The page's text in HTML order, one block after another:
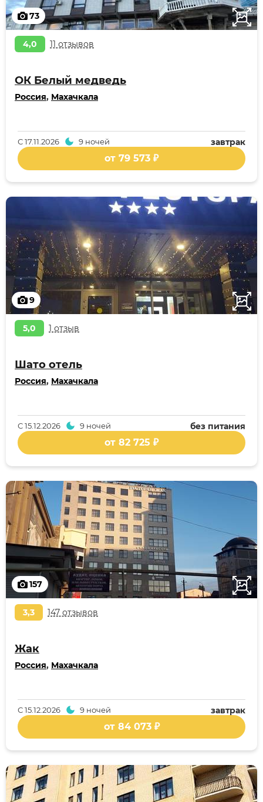
73
4,0 11 отзывов
ОК Белый медведь
Россия, Махачкала
завтрак
С17.11.2026 9 ночей
от 79 573 ₽
9
5,0 1 отзыв
Шато отель
Россия, Махачкала
без питания
С15.12.2026 9 ночей
от 82 725 ₽
157
3,3 147 отзывов
Жак
Россия, Махачкала
завтрак
С15.12.2026 9 ночей
от 84 073 ₽